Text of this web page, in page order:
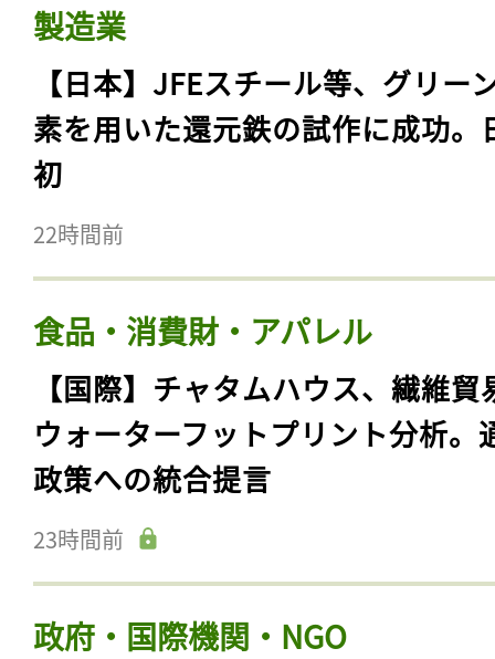
製造業
【日本】JFEスチール等、グリー
素を用いた還元鉄の試作に成功。
初
22時間前
食品・消費財・アパレル
【国際】チャタムハウス、繊維貿
ウォーターフットプリント分析。
政策への統合提言
23時間前
政府・国際機関・NGO